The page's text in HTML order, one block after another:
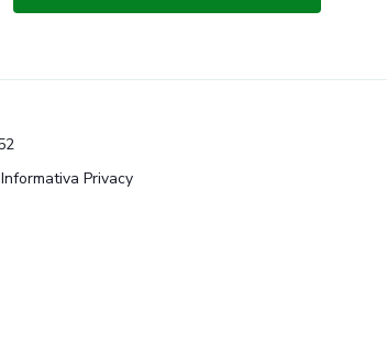
Informativa Privacy